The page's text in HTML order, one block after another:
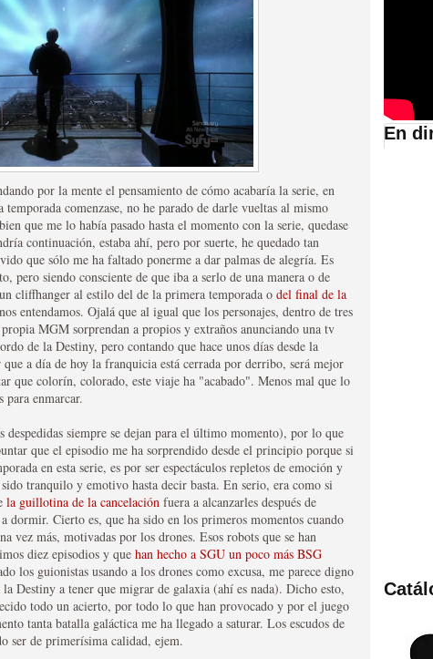
de HBO España
acabar siendo una de las
historia
de viajes en el tiempo
por la mente el pensamiento de cómo acabaría la serie, en
temporada comenzase, no he parado de darle vueltas al mismo
que me lo había pasado hasta el momento con la serie, quedase
continuación, estaba ahí, pero por suerte, he quedado tan
que sólo me ha faltado ponerme a dar palmas de alegría. Es
pero siendo consciente de que iba a serlo de una manera o de
cliffhanger al estilo del de la primera temporada o del final de la
entendamos. Ojalá que al igual que los personajes, dentro de tres
MGM sorprendan a propios y extraños anunciando una tv
de la Destiny, pero contando que hace unos días desde la
a día de hoy la franquicia está cerrada por derribo, será mejor
que colorín, colorado, este viaje ha "acabado". Menos mal que lo
para enmarcar.
siempre se dejan para el último momento), por lo que
que el episodio me ha sorprendido desde el principio porque si
en esta serie, es por ser espectáculos repletos de emoción y
tranquilo y emotivo hasta decir basta. En serio, era como si
la guillotina de la cancelación fuera a alcanzarles después de
dormir. Cierto es, que ha sido en los primeros momentos cuando
vez más, motivadas por los drones. Esos robots que se han
diez episodios y que han hecho a SGU un poco más BSG
los guionistas usando a los drones como excusa, me parece digno
Destiny a tener que migrar de galaxia (ahí es nada). Dicho esto,
todo un acierto, por todo lo que han provocado y por el juego
tanta batalla galáctica me ha llegado a saturar. Los escudos de
ser de primerísima calidad, ejem.
En